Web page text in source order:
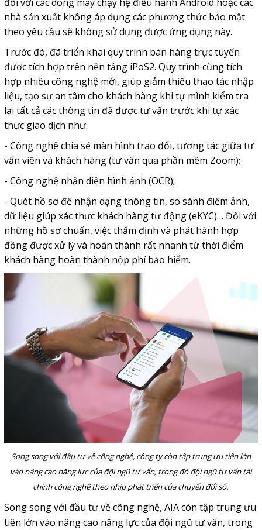
đối với các dòng máy chạy hệ điều hành Android hoặc các
nhà sản xuất không áp dụng các phương thức bảo mật
theo yêu cầu sẽ không sử dụng được ứng dụng này.
Trước đó, đã triển khai quy trình bán hàng trực tuyến
được tích hợp trên nền tảng iPoS2. Quy trình cũng tích
hợp nhiều công nghệ mới, giúp giảm thiểu thao tác nhập
liệu, tạo sự an tâm cho khách hàng khi tự mình kiểm tra
lại tất cả các thông tin đã được tư vấn trước khi tự xác
thực giao dịch như:
- Công nghệ chia sẻ màn hình trao đổi, tương tác giữa tư
vấn viên và khách hàng (tư vấn qua phần mềm Zoom);
- Công nghệ nhận diện hình ảnh (OCR);
- Quét hồ sơ để nhận dạng thông tin, so sánh điểm ảnh,
dữ liệu giúp xác thực khách hàng tự động (eKYC)… Đối với
những hồ sơ chuẩn, việc thẩm định và phát hành hợp
đồng được xử lý và hoàn thành rất nhanh từ thời điểm
khách hàng hoàn thành nộp phí bảo hiểm.
Song song với đầu tư về công nghệ, công ty còn tập trung ưu tiên lớn
vào nâng cao năng lực của đội ngũ tư vấn, trong đó đội ngũ tư vấn tài
chính công nghệ theo nhịp phát triển của chuyển đổi số.
Song song với đầu tư về công nghệ, AIA còn tập trung ưu
tiên lớn vào nâng cao năng lực của đội ngũ tư vấn, trong